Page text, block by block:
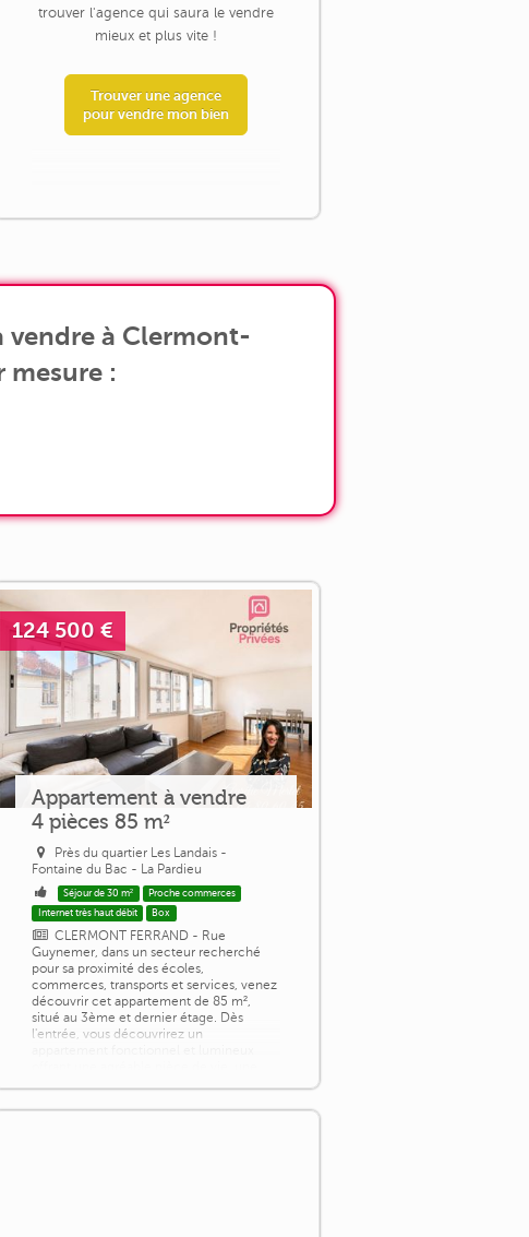
trouver l'agence qui saura le vendre
mieux et plus vite !
Trouver une agence
pour vendre mon bien
vendre à Clermont-
mesure :
124 500 €
Appartement à vendre
4 pièces 85 m²
Près du quartier Les Landais -
Fontaine du Bac - La Pardieu
Séjour de 30 m²
Proche commerces
Internet très haut débit
Box
CLERMONT FERRAND - Rue
Guynemer, dans un secteur recherché
pour sa proximité des écoles,
commerces, transports et services, venez
découvrir cet appartement de 85 m²,
situé au 3ème et dernier étage. Dès
l'entrée, vous découvrirez un